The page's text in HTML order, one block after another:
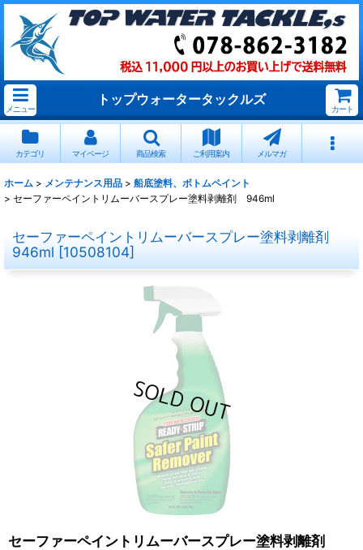
メニュー
トップウォータータックルズ
カート
カテゴリ マイページ 商品検索 ご利用案内 メルマガ
ホーム > メンテナンス用品 > 船底塗料、ボトムペイント
> セーファーペイントリムーバースプレー塗料剥離剤 946ml
セーファーペイントリムーバースプレー塗料剥離剤
946ml [10508104]
セーファーペイントリムーバースプレー塗料剥離剤